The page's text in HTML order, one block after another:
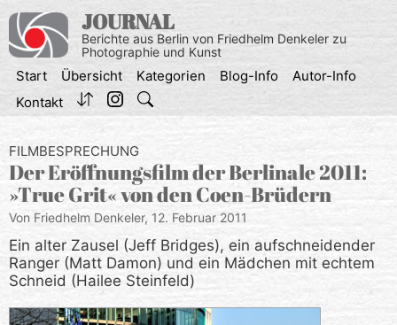
Inhalt
springen
JOURNAL
Berichte aus Berlin von Friedhelm Denkeler zu
Photographie und Kunst
Start Übersicht Kategorien Blog-Info
Autor-Info
Kontakt
FILMBESPRECHUNG
Der Eröffnungsfilm der Berlinale 2011:
»True Grit« von den Coen-Brüdern
Von Friedhelm Denkeler, 12. Februar 2011
Ein alter Zausel (Jeff Bridges), ein aufschneidender
Ranger (Matt Damon) und ein Mädchen mit echtem
Schneid (Hailee Steinfeld)